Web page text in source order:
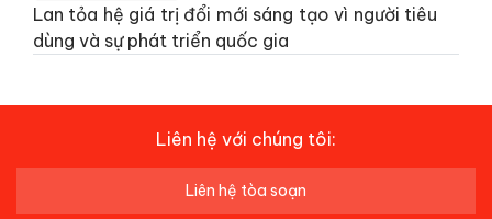
Lan tỏa hệ giá trị đổi mới sáng tạo vì người tiêu
dùng và sự phát triển quốc gia
Liên hệ với chúng tôi:
Liên hệ tòa soạn